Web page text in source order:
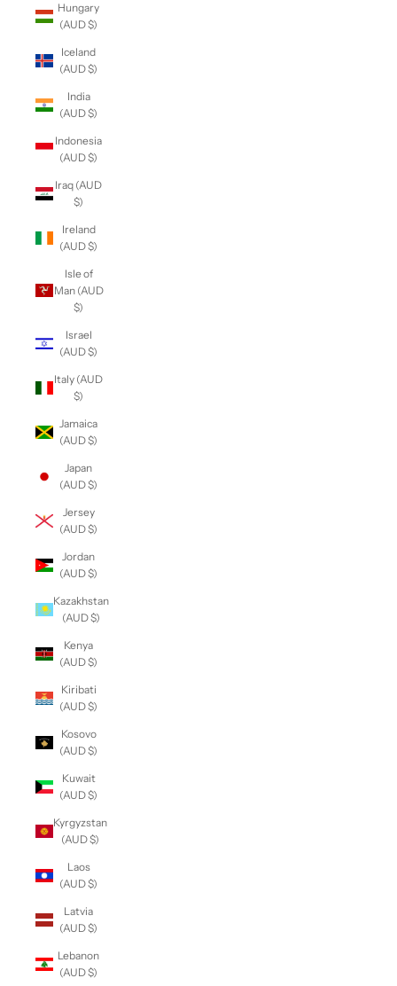
Hungary
(AUD $)
Iceland
(AUD $)
India
(AUD $)
Indonesia
(AUD $)
Iraq (AUD
$)
Ireland
(AUD $)
Isle of
Man (AUD
$)
Israel
(AUD $)
Italy (AUD
$)
Jamaica
(AUD $)
Japan
(AUD $)
Jersey
(AUD $)
Jordan
(AUD $)
Kazakhstan
(AUD $)
Kenya
(AUD $)
Kiribati
(AUD $)
Kosovo
(AUD $)
Kuwait
(AUD $)
Kyrgyzstan
(AUD $)
Laos
(AUD $)
Latvia
(AUD $)
Lebanon
(AUD $)